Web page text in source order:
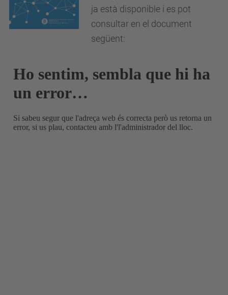
ja està disponible i es pot
consultar en el document
següent: